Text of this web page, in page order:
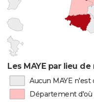
Les MAYE par lieu de
Aucun MAYE
Département d'où